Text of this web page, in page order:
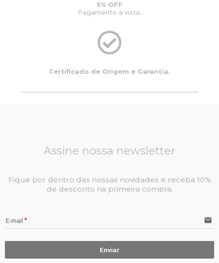
5% OFF
Pagamento à vista.
Certificado de Origem e Garantia.
Assine nossa newsletter
Fique por dentro das nossas novidades e receba 10%
de desconto na primeira compra.
E-mail email
Enviar